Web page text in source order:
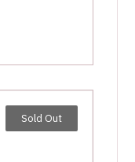
Sold Out